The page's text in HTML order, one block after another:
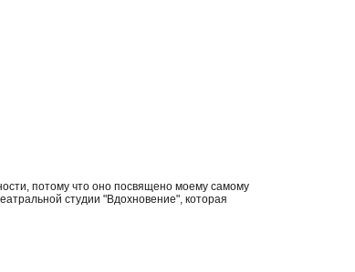
потому что оно посвящено моему самому
студии "Вдохновение", которая